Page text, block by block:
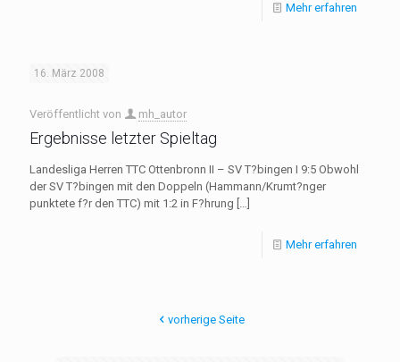
Mehr erfahren
16. März 2008
Veröffentlicht von mh_autor
Ergebnisse letzter Spieltag
Landesliga Herren TTC Ottenbronn II – SV T?bingen I 9:5 Obwohl
der SV T?bingen mit den Doppeln (Hammann/Krumt?nger
punktete f?r den TTC) mit 1:2 in F?hrung […]
Mehr erfahren
vorherige Seite